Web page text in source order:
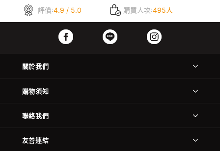
評價:4.9 / 5.0 購買人次:495人
關於我們
購物須知
聯絡我們
友善連結